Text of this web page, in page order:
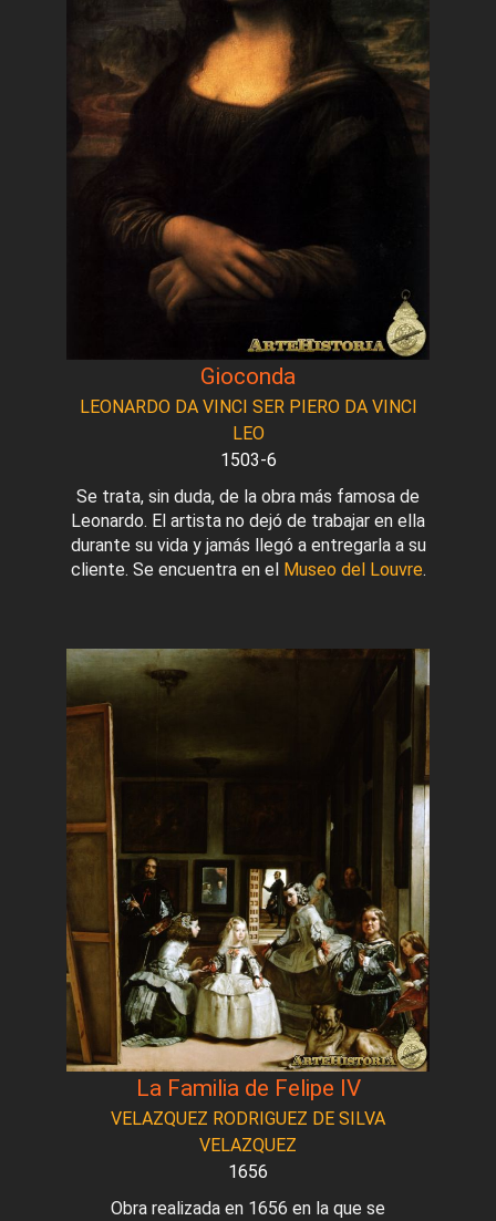
Gioconda
LEONARDO DA VINCI SER PIERO DA VINCI
LEO
1503-6
Se trata, sin duda, de la obra más famosa de
Leonardo. El artista no dejó de trabajar en ella
durante su vida y jamás llegó a entregarla a su
cliente. Se encuentra en el Museo del Louvre.
La Familia de Felipe IV
VELAZQUEZ RODRIGUEZ DE SILVA
VELAZQUEZ
1656
Obra realizada en 1656 en la que se